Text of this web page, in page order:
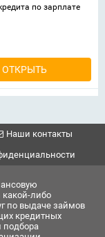
по зарплате
ОТКРЫТЬ
Наши контакты
какой-либо
по выдаче займов
кредитных
подбора